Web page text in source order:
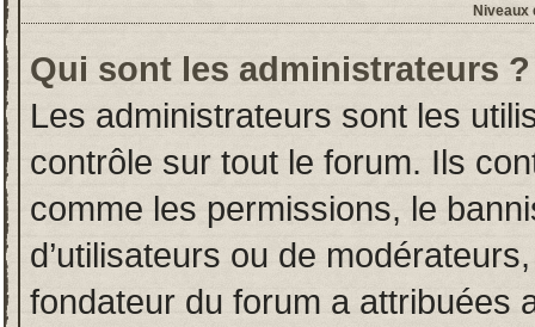
Niveaux
Qui sont les administrateurs ?
Les administrateurs sont les
contrôle sur tout le forum. Ils
comme les permissions, le
d’utilisateurs ou de
fondateur du forum a attribuées